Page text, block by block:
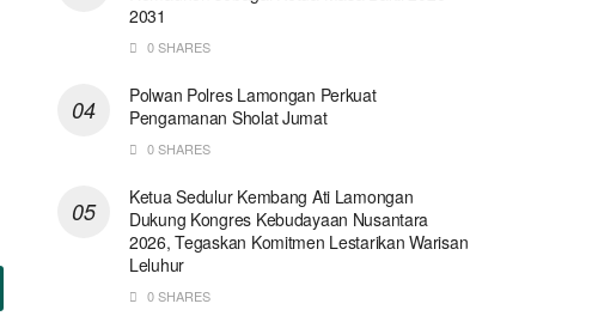
2031
0 SHARES
Polwan Polres Lamongan Perkuat
Pengamanan Sholat Jumat
0 SHARES
Ketua Sedulur Kembang Ati Lamongan
Dukung Kongres Kebudayaan Nusantara
2026, Tegaskan Komitmen Lestarikan Warisan
Leluhur
0 SHARES